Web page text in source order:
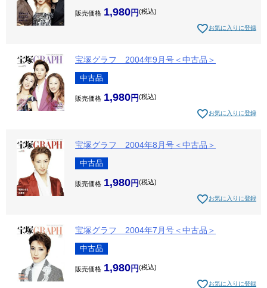
販売価格 1,980 税込
お気に入りに登録
宝塚グラフ 2004年9月号＜中古品＞
中古品
販売価格 1,980 税込
お気に入りに登録
宝塚グラフ 2004年8月号＜中古品＞
中古品
販売価格 1,980 税込
お気に入りに登録
宝塚グラフ 2004年7月号＜中古品＞
中古品
販売価格 1,980 税込
お気に入りに登録